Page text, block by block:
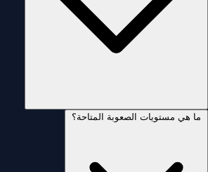
ما هي مستويات الصعوبة المتاحة؟